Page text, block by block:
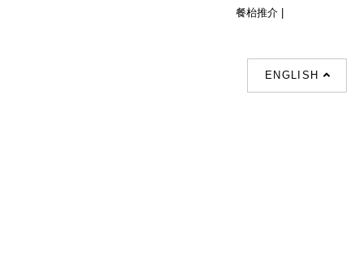
ENGLISH
餐枱推介 |